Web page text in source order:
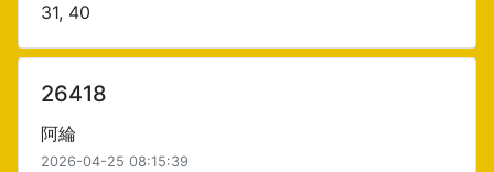
31, 40
26418
阿綸
2026-04-25 08:15:39